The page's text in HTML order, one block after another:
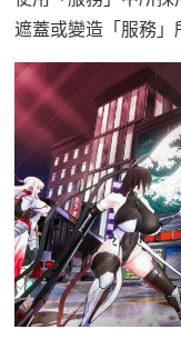
遮蓋或變造「服務」